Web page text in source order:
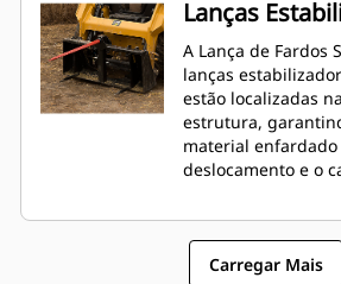
Lanças
A Lança de Fardos
lanças
estão localizadas
estrutura,
material
deslocamento e o
Carregar Mais